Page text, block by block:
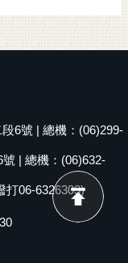
6號 | 總機：(06)299-
| 總機：(06)632-
打06-6326303)